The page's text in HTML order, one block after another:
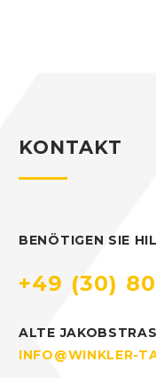
KONTAKT
BENÖTIGEN SIE
+49 (30)
ALTE
INFO@WINKLER-